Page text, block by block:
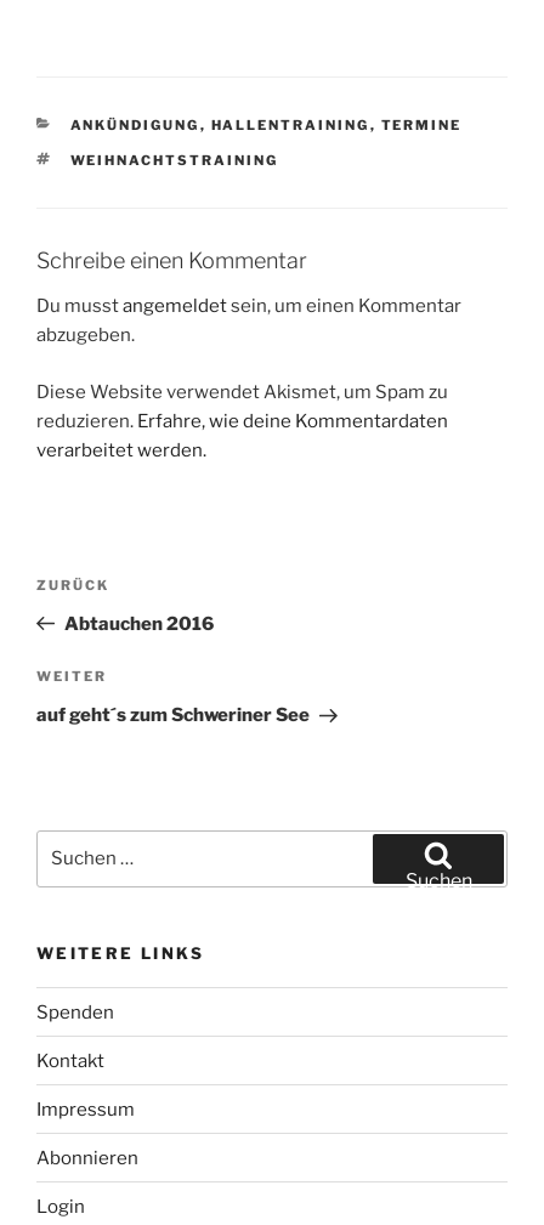
KATEGORIEN
ANKÜNDIGUNG , HALLENTRAINING , TERMINE
SCHLAGWÖRTER
WEIHNACHTSTRAINING
Schreibe einen Kommentar
Du musstangemeldetsein, um einen Kommentar
abzugeben.
Diese Website verwendet Akismet, um Spam zu
reduzieren. Erfahre, wie deine Kommentardaten
verarbeitet werden.
Beitragsnavigation
Vorheriger
Beitrag
ZURÜCK
Abtauchen 2016
Nächster
Beitrag
WEITER
auf geht´s zum Schweriner See
nach:
Suchen
WEITERE LINKS
Spenden
Kontakt
Impressum
Abonnieren
Login